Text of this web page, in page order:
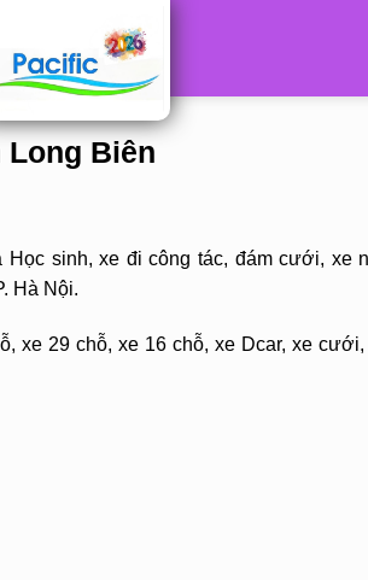
Biên
sinh, xe đi công tác, đám cưới, xe
Hà Nội.
xe 29 chỗ, xe 16 chỗ, xe Dcar, xe